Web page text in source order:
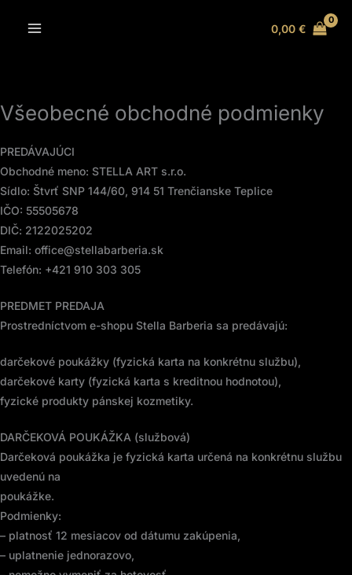
0,00€
Všeobecné obchodné podmienky
PREDÁVAJÚCI
Obchodné meno: STELLA ART s.r.o.
Sídlo: Štvrť SNP 144/60, 914 51 Trenčianske Teplice
IČO: 55505678
DIČ: 2122025202
Email: office@stellabarberia.sk
Telefón: +421 910 303 305
PREDMET PREDAJA
Prostredníctvom e-shopu Stella Barberia sa predávajú:
darčekové poukážky (fyzická karta na konkrétnu službu),
darčekové karty (fyzická karta s kreditnou hodnotou),
fyzické produkty pánskej kozmetiky.
DARČEKOVÁ POUKÁŽKA (službová)
Darčeková poukážka je fyzická karta určená na konkrétnu službu
uvedenú na
poukážke.
Podmienky:
– platnosť 12 mesiacov od dátumu zakúpenia,
– uplatnenie jednorazovo,